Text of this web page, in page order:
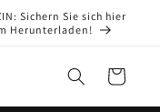
Sichern Sie sich hier
Herunterladen!
Warenkorb